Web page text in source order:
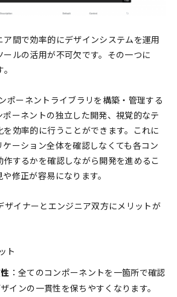
ア間で効率的にデザインシステムを運用
ールの活用が不可欠です。その一つに
ポーネントライブラリを構築・管理する
ポーネントの独立した開発、視覚的なテ
を効率的に行うことができます。これに
ケーション全体を確認しなくても各コン
するかを確認しながら開発を進めるこ
修正が容易になります。
イナーとエンジニア双方にメリットが
ト
：全てのコンポーネントを一箇所で確認
インの一貫性を保ちやすくなります。